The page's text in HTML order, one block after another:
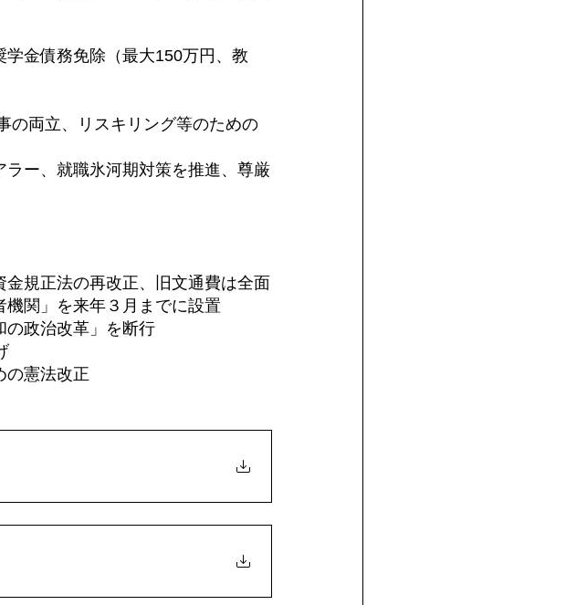
学金債務免除（最大150万円、教
両立、リスキリング等のための
ラー、就職氷河期対策を推進、尊厳
規正法の再改正、旧文通費は全面
関」を来年３月までに設置
の政治改革」を断行
の憲法改正